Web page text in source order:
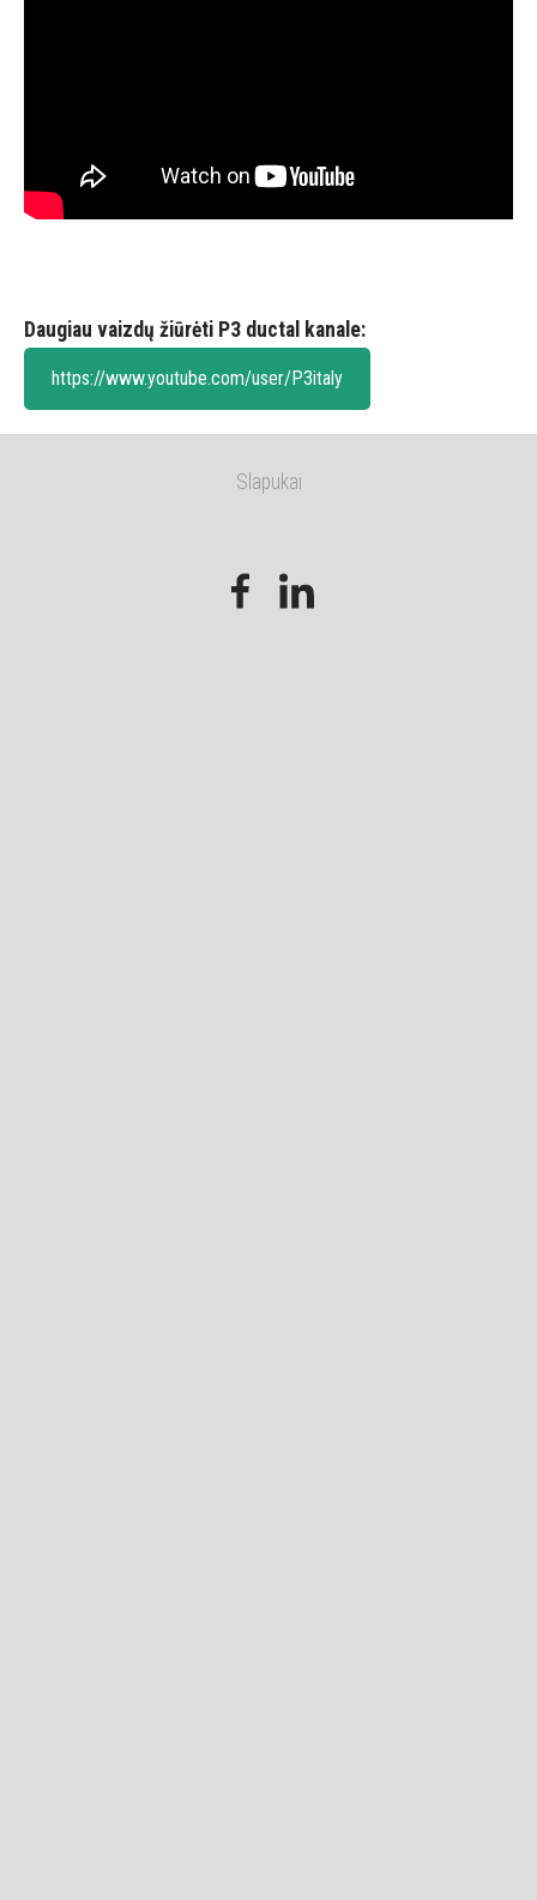
Daugiau vaizdų žiūrėti P3 ductal kanale:
https://www.youtube.com/user/P3italy
Slapukai